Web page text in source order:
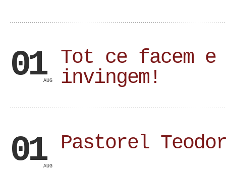
01AUG
Tot ce facem e
invingem!
01AUG
Pastorel